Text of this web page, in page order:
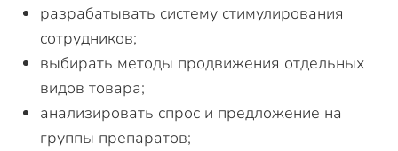
разрабатывать систему стимулирования
сотрудников;
выбирать методы продвижения отдельных
видов товара;
анализировать спрос и предложение на
группы препаратов;